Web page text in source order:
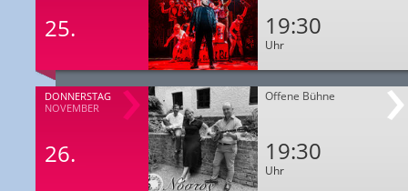
25. 19:30
Uhr
DONNERSTAG
NOVEMBER
26.
Offene Bühne
19:30
Uhr